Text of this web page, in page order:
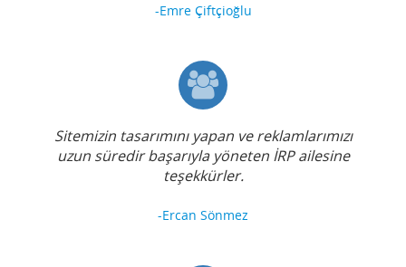
-Emre Çiftçioğlu
Sitemizin tasarımını yapan ve reklamlarımızı
uzun süredir başarıyla yöneten İRP ailesine
teşekkürler.
-Ercan Sönmez